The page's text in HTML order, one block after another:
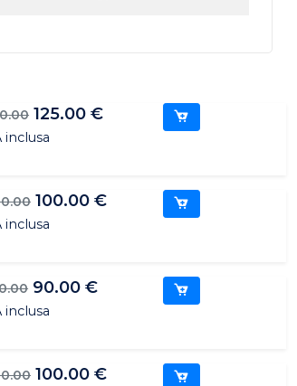
125.00 €
inclusa
100.00 €
inclusa
90.00 €
inclusa
100.00 €